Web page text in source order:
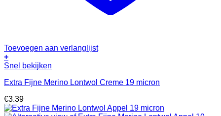
Toevoegen aan verlanglijst
+
Snel bekijken
Extra Fijne Merino Lontwol Creme 19 micron
€3.39